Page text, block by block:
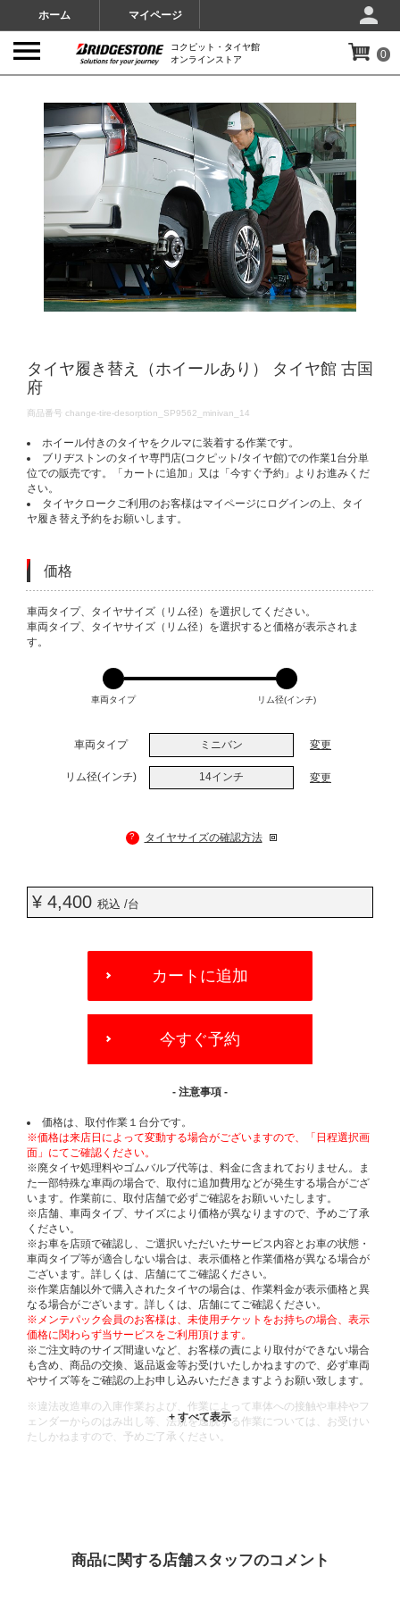
ホーム マイページ
コクピット・タイヤ館
オンラインストア
0
タイヤ履き替え（ホイールあり） タイヤ館 古国
府
DETAILS
商品番号 change-tire-desorption_SP9562_minivan_14
ホイール付きのタイヤをクルマに装着する作業です。
ブリヂストンのタイヤ専門店(コクピット/タイヤ館)での作業1台分単
位での販売です。「カートに追加」又は「今すぐ予約」よりお進みくだ
さい。
タイヤクロークご利用のお客様はマイページにログインの上、タイ
ヤ履き替え予約をお願いします。
価格
VARIATIONS
車両タイプ、タイヤサイズ（リム径）を選択してください。
車両タイプ、タイヤサイズ（リム径）を選択すると価格が表示されま
す。
車両タイプ リム径(インチ)
車両タイプ ミニバン 変更
リム径(インチ) 14インチ 変更
? タイヤサイズの確認方法
¥ 4,400 税込 /台
OPTIONS
カートに追加
今すぐ予約
- 注意事項 -
価格は、取付作業１台分です。
※価格は来店日によって変動する場合がございますので、「日程選択画
面」にてご確認ください。
※廃タイヤ処理料やゴムバルブ代等は、料金に含まれておりません。ま
た一部特殊な車両の場合で、取付に追加費用などが発生する場合がござ
います。作業前に、取付店舗で必ずご確認をお願いいたします。
※店舗、車両タイプ、サイズにより価格が異なりますので、予めご了承
ください。
※お車を店頭で確認し、ご選択いただいたサービス内容とお車の状態・
車両タイプ等が適合しない場合は、表示価格と作業価格が異なる場合が
ございます。詳しくは、店舗にてご確認ください。
※作業店舗以外で購入されたタイヤの場合は、作業料金が表示価格と異
なる場合がございます。詳しくは、店舗にてご確認ください。
※メンテパック会員のお客様は、未使用チケットをお持ちの場合、表示
価格に関わらず当サービスをご利用頂けます。
※ご注文時のサイズ間違いなど、お客様の責により取付ができない場合
も含め、商品の交換、返品返金等お受けいたしかねますので、必ず車両
やサイズ等をご確認の上お申し込みいただきますようお願い致します。
※違法改造車の入庫作業および、作業によって車体への接触や車枠やフ
ェンダーからのはみ出し等、法規を逸脱する作業については、お受けい
たしかねますので、予めご了承ください。
商品に関する店舗スタッフのコメント